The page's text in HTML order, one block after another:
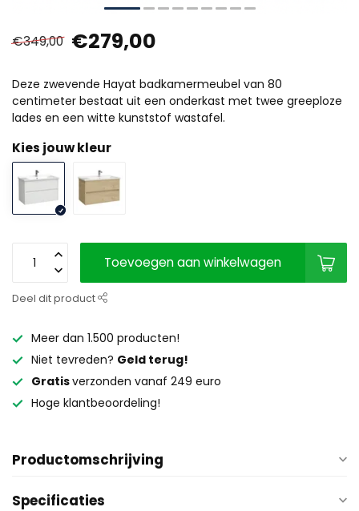
€349,00 €279,00
Deze zwevende Hayat badkamermeubel van 80
centimeter bestaat uit een onderkast met twee greeploze
lades en een witte kunststof wastafel.
Kies jouw kleur
Toevoegen aan winkelwagen
Deel dit product
Meer dan 1.500 producten!
Niet tevreden? Geld terug!
Gratisverzonden vanaf 249 euro
Hoge klantbeoordeling!
Productomschrijving
Specificaties